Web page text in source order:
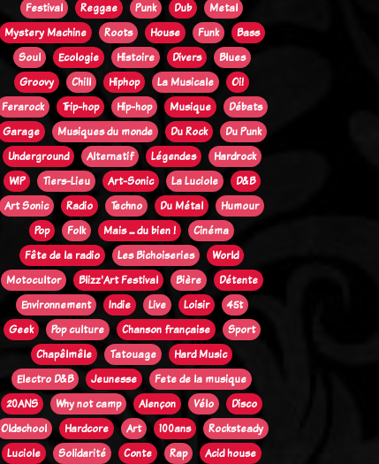
Festival
Reggae Punk Dub
Metal
Mystery Machine
Roots House Funk
Bass
Soul
Ecologie Histoire Divers
Blues
Groovy
Chill Hiphop La Musicale
Oi!
Ferarock
Trip-hop Hip-hop Musique
Débats
Garage
Musiques du monde Du Rock
Du Punk
Underground
Alternatif Légendes
Hardrock
WIP
Tiers-Lieu Art-Sonic La Luciole
D&B
Art Sonic
Radio Techno Du Métal
Humour
Pop
Folk Mais ... du bien !
Cinéma
Fête de la radio
Les Bichoiseries
World
Motocultor
Blizz'Art Festival Bière
Détente
Environnement
Indie Live Loisir
45t
Geek
Pop culture Chanson française
Sport
Chapêlmêle
Tatouage
Hard Music
Electro D&B
Jeunesse
Fete de la musique
20ANS
Why not camp Alençon Vélo
Disco
Oldschool
Hardcore Art 100ans
Rocksteady
Luciole
Solidarité Conte Rap
Acid house